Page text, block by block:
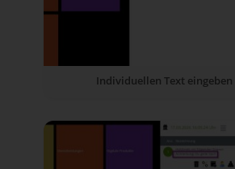
Individuellen Text eingeben